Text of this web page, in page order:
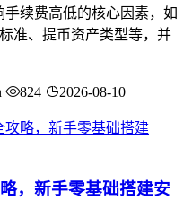
续费高低的核心因素，如
准、提币资产类型等，并
824 2026-08-10
，新手零基础搭建安